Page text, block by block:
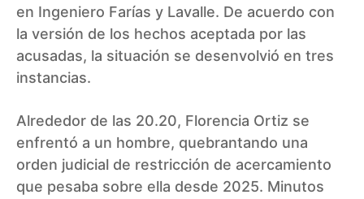
en Ingeniero Farías y Lavalle. De acuerdo con
la versión de los hechos aceptada por las
acusadas, la situación se desenvolvió en tres
instancias.
Alrededor de las 20.20, Florencia Ortiz se
enfrentó a un hombre, quebrantando una
orden judicial de restricción de acercamiento
que pesaba sobre ella desde 2025. Minutos